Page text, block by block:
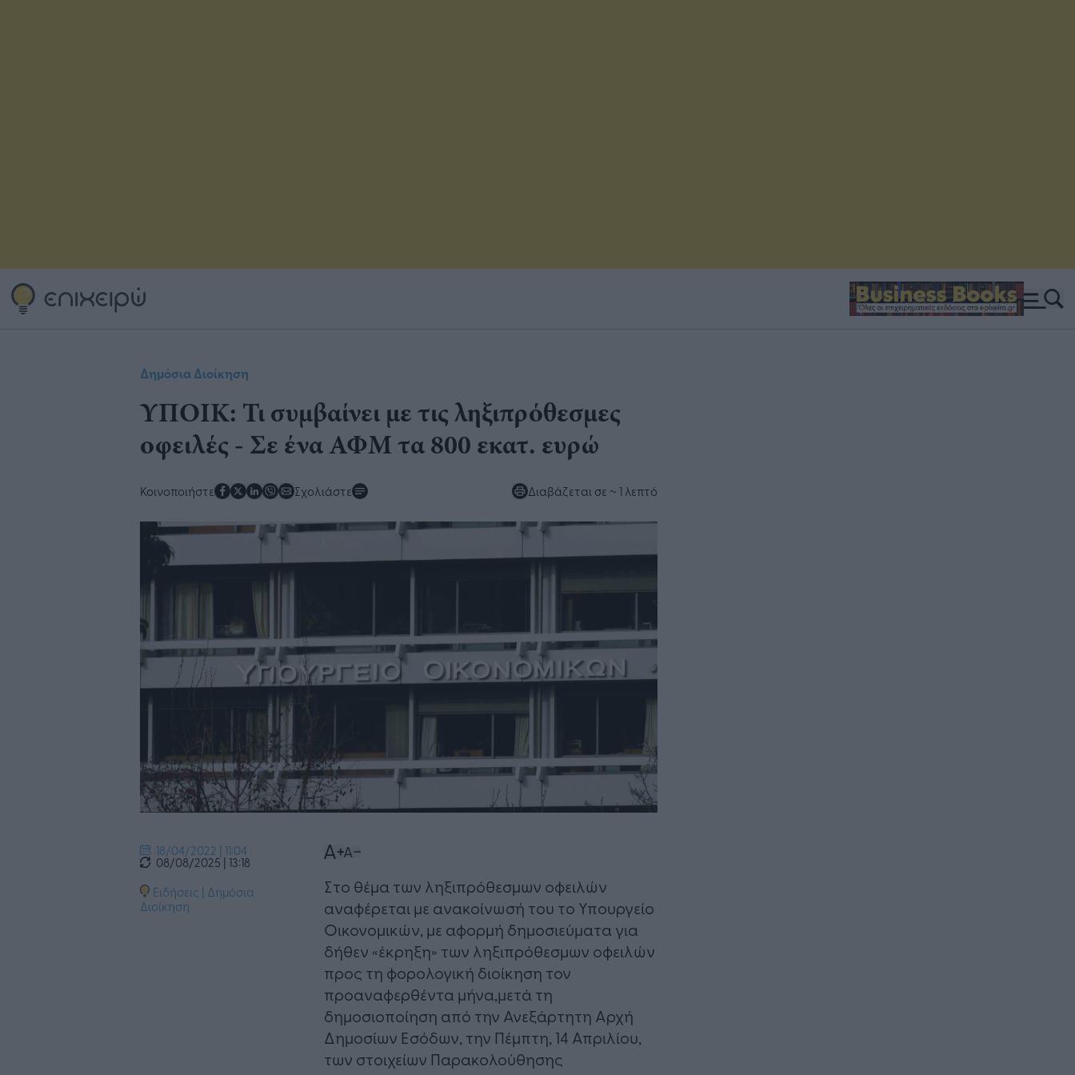
Δημόσια Διοίκηση
​ΥΠΟΙΚ: Τι συμβαίνει με τις ληξιπρόθεσμες
οφειλές - Σε ένα ΑΦΜ τα 800 εκατ. ευρώ​
Κοινοποιήστε Σχολιάστε Διαβάζεται σε ~ 1 λεπτό
18/04/2022 | 11:04
08/08/2025 | 13:18
Ειδήσεις | Δημόσια
Διοίκηση
Στο θέμα των ληξιπρόθεσμων οφειλών
αναφέρεται με ανακοίνωσή του το Υπουργείο
Οικονομικών, με αφορμή δημοσιεύματα για
δήθεν «έκρηξη» των ληξιπρόθεσμων οφειλών
προς τη φορολογική διοίκηση τον
προαναφερθέντα μήνα,​μετά τη
δημοσιοποίηση από την Ανεξάρτητη Αρχή
Δημοσίων Εσόδων, την Πέμπτη, 14 Απριλίου,
των στοιχείων Παρακολούθησης